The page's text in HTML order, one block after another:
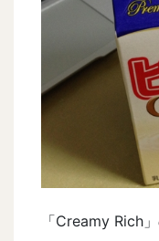
「Creamy Rich